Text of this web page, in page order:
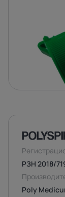
РЗН 2018/
Poly